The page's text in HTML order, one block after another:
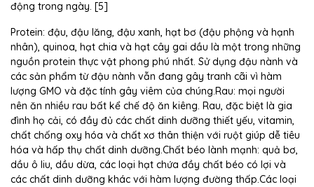
động trong ngày. [5]
Protein: đậu, đậu lăng, đậu xanh, hạt bơ (đậu phộng và hạnh
nhân), quinoa, hạt chia và hạt cây gai dầu là một trong những
nguồn protein thực vật phong phú nhất. Sử dụng đậu nành và
các sản phẩm từ đậu nành vẫn đang gây tranh cãi vì hàm
lượng GMO và đặc tính gây viêm của chúng.Rau: mọi người
nên ăn nhiều rau bất kể chế độ ăn kiêng. Rau, đặc biệt là gia
đình họ cải, có đầy đủ các chất dinh dưỡng thiết yếu, vitamin,
chất chống oxy hóa và chất xơ thân thiện với ruột giúp dễ tiêu
hóa và hấp thụ chất dinh dưỡng.Chất béo lành mạnh: quả bơ,
dầu ô liu, dầu dừa, các loại hạt chứa đầy chất béo có lợi và
các chất dinh dưỡng khác với hàm lượng đường thấp.Các loại